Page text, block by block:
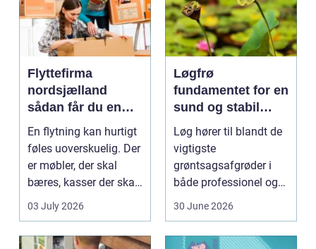
Flyttefirma
nordsjælland
sådan får du en
tryg og effektiv
flytning
En flytning kan hurtigt
føles uoverskuelig. Der
er møbler, der skal
bæres, kasser der skal
pakkes, o...
03 July 2026
Løgfrø
fundamentet for en
sund og stabil
løgavl
Løg hører til blandt de
vigtigste
grøntsagsafgrøder i
både professionel og
hobbybaseret
30 June 2026